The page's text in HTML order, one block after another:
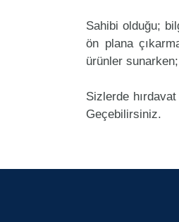
Sahibi olduğu;
ön plana
ürünler
Sizlerde
Geçebilirsiniz.